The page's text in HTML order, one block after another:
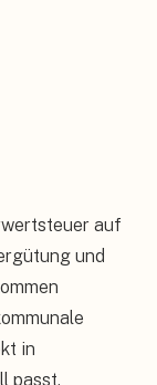
auf
und
in
passt.